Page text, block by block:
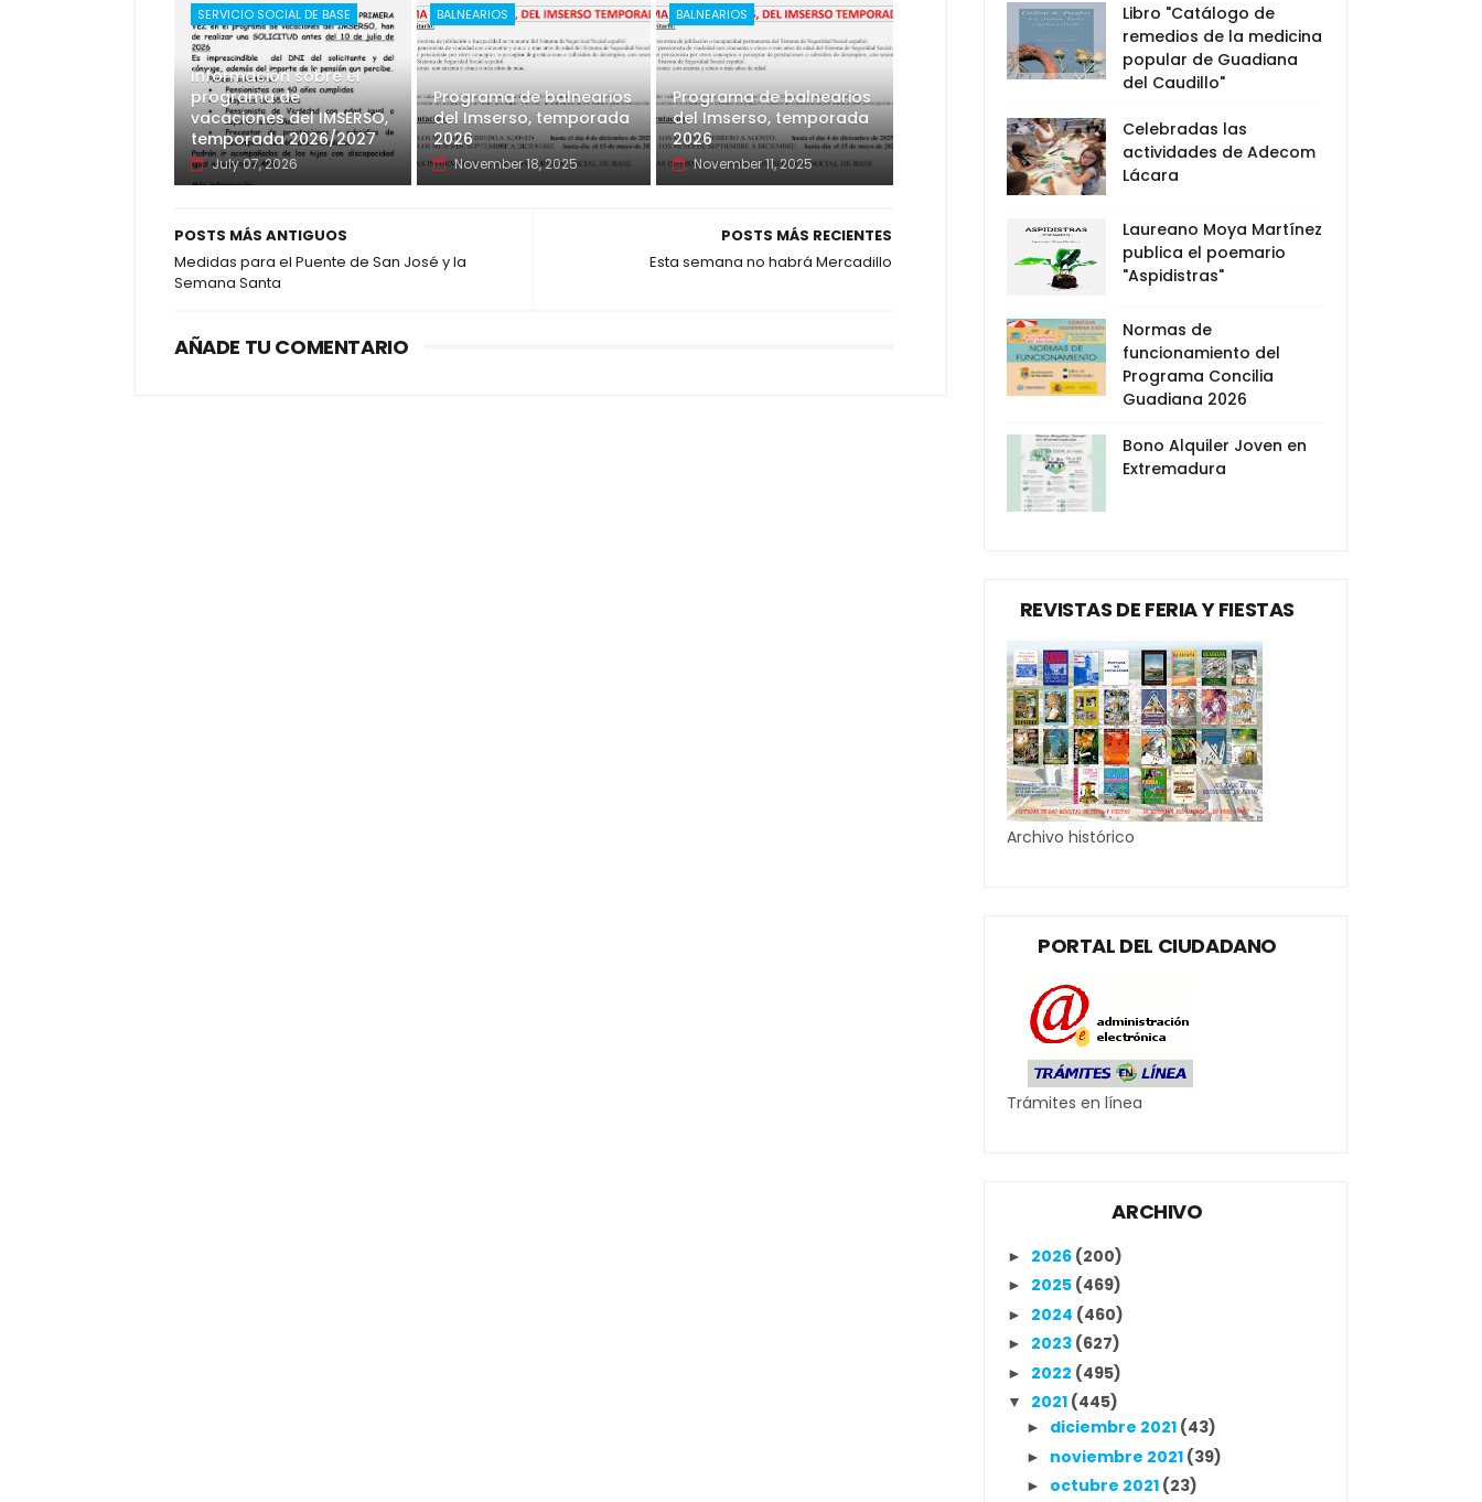
SERVICIO SOCIAL DE BASE
Información sobre el
programa de
vacaciones del IMSERSO,
temporada 2026/2027
July 07, 2026
BALNEARIOS
Programa de balnearios
del Imserso, temporada
2026
November 18, 2025
BALNEARIOS
Programa de balnearios
del Imserso, temporada
2026
November 11, 2025
POSTS MÁS RECIENTES
Esta semana no habrá Mercadillo
POSTS MÁS ANTIGUOS
Medidas para el Puente de San José y la
Semana Santa
AÑADE TU COMENTARIO
Libro "Catálogo de
remedios de la medicina
popular de Guadiana
del Caudillo"
Celebradas las
actividades de Adecom
Lácara
Laureano Moya Martínez
publica el poemario
"Aspidistras"
Normas de
funcionamiento del
Programa Concilia
Guadiana 2026
Bono Alquiler Joven en
Extremadura
REVISTAS DE FERIA Y FIESTAS
Archivo histórico
PORTAL DEL CIUDADANO
Trámites en línea
ARCHIVO
► 2026 (200)
► 2025 (469)
► 2024 (460)
► 2023 (627)
► 2022 (495)
▼ 2021 (445)
► diciembre 2021 (43)
► noviembre 2021 (39)
► octubre 2021 (23)